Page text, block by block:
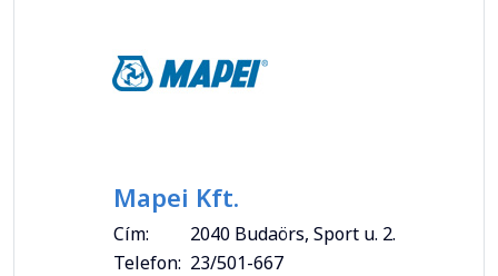
Mapei Kft.
Cím:
2040 Budaörs, Sport u. 2.
Telefon: 23/501-667